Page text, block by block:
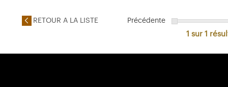
RETOUR A LA LISTE Précédente
1 sur 1